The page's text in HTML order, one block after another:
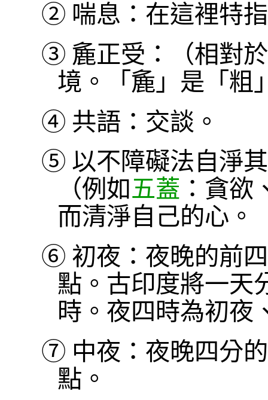
② 喘息：在這裡特
③ 麁正受：（相對
境。「麁」是「粗
④ 共語：交談。
⑤ 以不障礙法自淨
（例如五蓋 ：貪
而清淨自己的心。
⑥ 初夜：夜晚的前
點。古印度將一天
時。夜四時為初夜
⑦ 中夜：夜晚四分
點。